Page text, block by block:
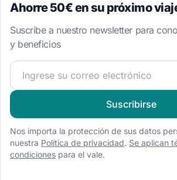
Destinos Populares
Split
Atenas
Amalfi
Bodrum
Ahorre 50€ en su próximo
Suscribe a nuestro newsletter para
y beneficios
¡Únete a nuestra comunidad
Suscribirse
Nos importa la protección de sus datos
nuestra Política de privacidad. Se aplican
condiciones para el vale.